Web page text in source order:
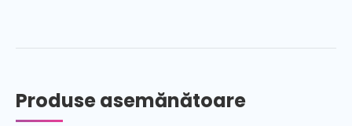
Produse asemănătoare